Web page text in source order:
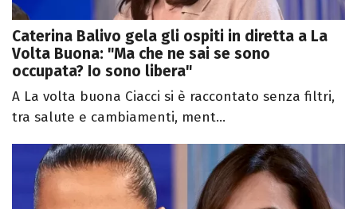
Caterina Balivo gela gli ospiti in diretta a La
Volta Buona: "Ma che ne sai se sono
occupata? Io sono libera"
A La volta buona Ciacci si è raccontato senza filtri,
tra salute e cambiamenti, ment...